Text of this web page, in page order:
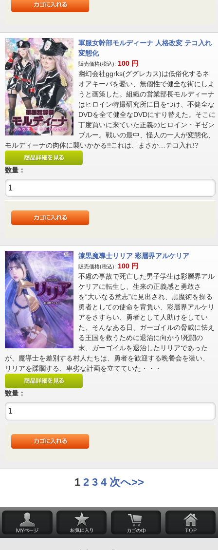
軍服女幹部モルディーナ 人格改変 テコ入れ
変態化
販売価格(税込): 100 円
幽幻会社ggrks(ググレカス)は低俗化するネ
オアキーバを憂い、無個性で健全な街にしよ
うと画策した。組織の営業部長モルディーナ
はヒロイン特撮研究所に目をつけ、不健全な
DVDを全て健全なDVDにすり替えた。そこに
丁度買いに来ていた正義のヒロイン・ギゼン
ブルー。戦いの最中、怪人の一人が変態化、
モルディーナの肉体に襲いかかる!!これは、まさか…テコ入れ!?
数量：
漆黒魔導士リリア 彩層界アルケリア
販売価格(税込): 100 円
不慮の事故で死亡した男子学生は彩層界アル
ケリアに転生し、生来の正義感と勇敢さ
を“大いなる意志”に見出され、黒魔術を操る
勇者としての使命を背負い、彩層界アルケリ
アをさすらい、勇者として人助けをしてい
た、そんなある日、ガーゴイルの脅威に怯え
る王国を救うために退治に向かう!死闘の
末、ガーゴイルを退治したリリアであった
が、魔導士を差別する村人たちは、勇者を歓迎する晩餐会を装い、
リリアを蹂躙する、卑劣な計画を立てていた・・・
数量：
1 2 3 4 次へ>>